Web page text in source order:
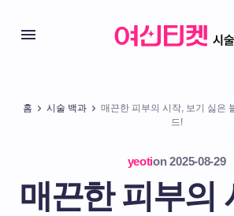
홈 시술 백과
매끈한 피부의 시작, 보기 싫은
드!
yeotion 2025-08-29
매끈한 피부의